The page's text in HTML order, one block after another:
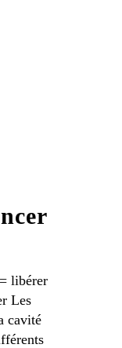
libérer
Les
cavité